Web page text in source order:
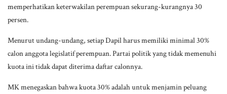
memperhatikan keterwakilan perempuan sekurang-kurangnya 30
persen.
Menurut undang-undang, setiap Dapil harus memiliki minimal 30%
calon anggota legislatif perempuan. Partai politik yang tidak memenuhi
kuota ini tidak dapat diterima daftar calonnya.
MK menegaskan bahwa kuota 30% adalah untuk menjamin peluang